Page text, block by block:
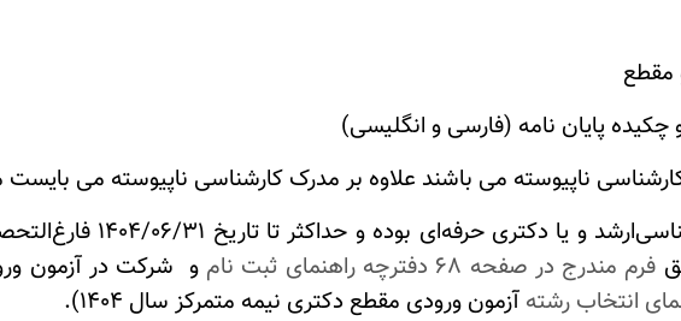
مقطع
پایان نامه (فارسی و انگلیسی)
تبصره 2- متقاضیانی که
فرم مندرج در صفحه 68 دفترچه راهنمای ثبت نام و شرکت در آزمون
آزمون ورودی مقطع دکتری نیمه متمرکز سال 1404).